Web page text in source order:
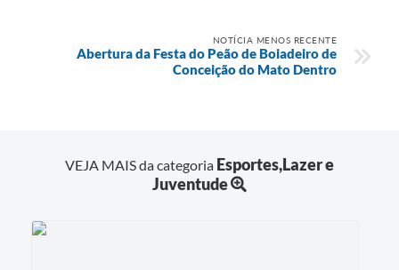
NOTÍCIA MENOS RECENTE
Abertura da Festa do Peão de Boiadeiro de
Conceição do Mato Dentro
VEJA MAIS da categoria Esportes,Lazer e
Juventude